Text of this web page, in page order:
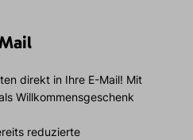
direkt in Ihre E-Mail! Mit
Willkommensgeschenk
reduzierte